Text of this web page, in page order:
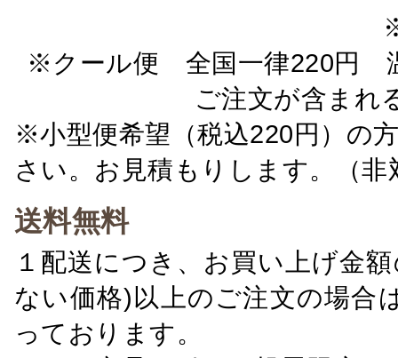
※クール便 全国一律220円
ご注文が含ま
※小型便希望（税込220円）の
さい。お見積もりします。（非
送料無料
１配送につき、お買い上げ金
ない価格)以上のご注文の場合
っております。